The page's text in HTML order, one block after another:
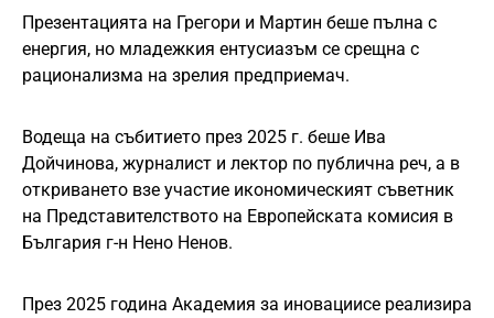
Презентацията на Грегори и Мартин беше пълна с
енергия, но младежкия ентусиазъм се срещна с
рационализма на зрелия предприемач.
Водеща на събитието през 2025 г. беше Ива
Дойчинова, журналист и лектор по публична реч, а в
откриването взе участие икономическият съветник
на Представителството на Европейската комисия в
България г-н Нено Ненов.
През 2025 година Академия за иновациисе реализира